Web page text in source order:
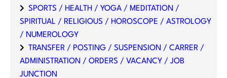
SPORTS / HEALTH / YOGA / MEDITATION /
SPIRITUAL / RELIGIOUS / HOROSCOPE / ASTROLOGY
/ NUMEROLOGY
TRANSFER / POSTING / SUSPENSION / CARRER /
ADMINISTRATION / ORDERS / VACANCY / JOB
JUNCTION